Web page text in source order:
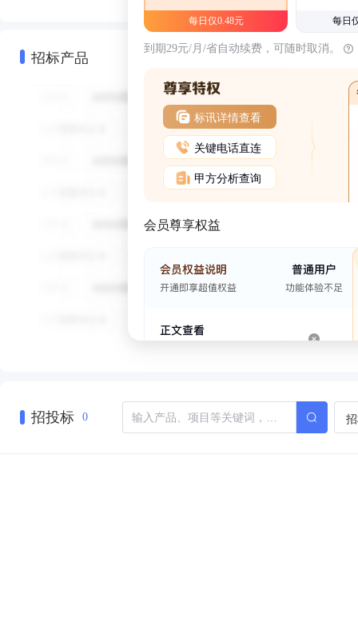
招标产品
每日仅0.48元 每日
到期29元/月/省自动续费，可随时取消。
标讯详情查看
关键电话直连
甲方分析查询
会员尊享权益
招投标 0